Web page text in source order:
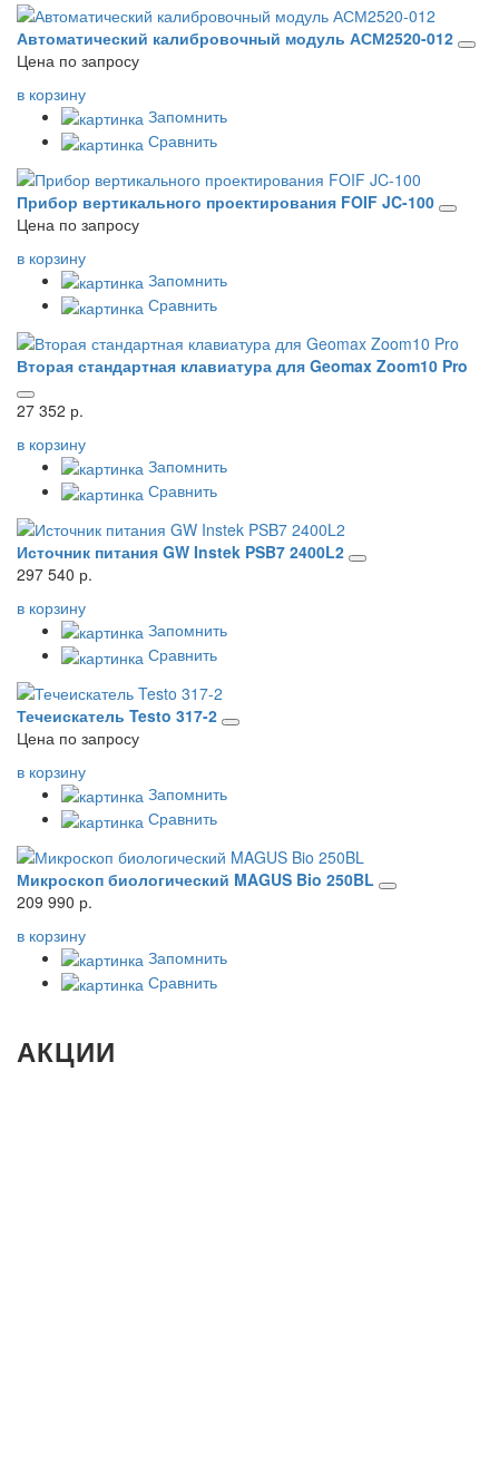
Автоматический калибровочный модуль АСМ2520-012
Цена по запросу
в корзину
Запомнить
Сравнить
Прибор вертикального проектирования FOIF JC-100
Цена по запросу
в корзину
Запомнить
Сравнить
Вторая стандартная клавиатура для Geomax Zoom10 Pro
27 352 р.
в корзину
Запомнить
Сравнить
Источник питания GW Instek PSB7 2400L2
297 540 р.
в корзину
Запомнить
Сравнить
Течеискатель Testo 317-2
Цена по запросу
в корзину
Запомнить
Сравнить
Микроскоп биологический MAGUS Bio 250BL
209 990 р.
в корзину
Запомнить
Сравнить
АКЦИИ